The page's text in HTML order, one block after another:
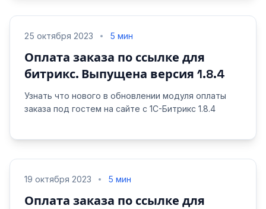
25 октября 2023 5 мин
Оплата заказа по ссылке для
битрикс. Выпущена версия 1.8.4
Узнать что нового в обновлении модуля оплаты
заказа под гостем на сайте с 1С-Битрикс 1.8.4
19 октября 2023 5 мин
Оплата заказа по ссылке для